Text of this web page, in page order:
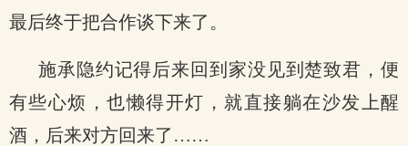
最后终于把合作谈下来了。
施承隐约记得后来回到家没见到楚致君，便
有些心烦，也懒得开灯，就直接躺在沙发上醒
酒，后来对方回来了……